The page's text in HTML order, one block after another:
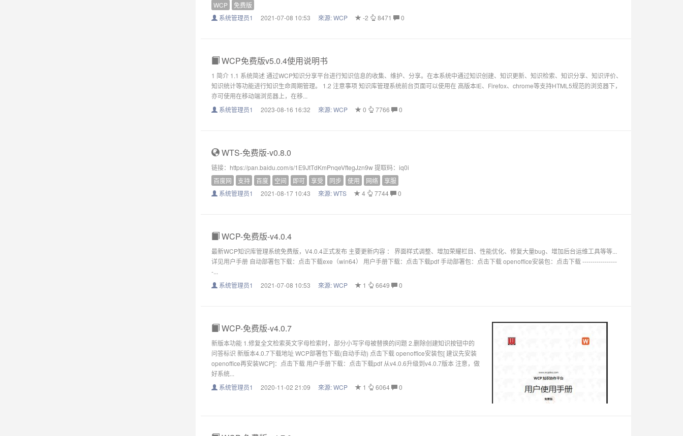
WCP
免费版
系统管理员1
2021-07-08 10:53 來源:WCP -2 8471 0
WCP免费版v5.0.4使用说明书
1 简介 1.1 系统简述 通过WCP知识分享平台进行知识信息的收集、维护、分享。在本系统中通过知识创建、知识更新、知识检索、知识分享、知识评价、
知识统计等功能进行知识生命周期管理。 1.2 注意事项 知识库管理系统前台页面可以使用在 高版本IE、Firefox、chrome等支持HTML5规范的浏览器下，
亦可使用在移动端浏览器上，在移...
系统管理员1
2023-08-16 16:32 來源:WCP 0 7766 0
WTS-免费版-v0.8.0
链接：https://pan.baidu.com/s/1E9JtTdKmPnqeVftegJzn9w 提取码：iq0i
百度网
支持 百度 空间 即可 享受 同步 使用 网络
享服
系统管理员1
2021-08-17 10:43 來源:WTS 4 7744 0
WCP-免费版-v4.0.4
最新WCP知识库管理系统免费版，V4.0.4正式发布 主要更新内容 ： 界面样式调整、增加荣耀栏目、性能优化、修复大量bug、增加后台运维工具等等...
详见用户手册 自动部署包下载：点击下载exe（win64） 用户手册下载：点击下载pdf 手动部署包：点击下载 openoffice安装包：点击下载 -----------------
-...
系统管理员1
2021-07-08 10:53 來源:WCP 1 6649 0
WCP-免费版-v4.0.7
新版本功能 1.修复全文检索英文字母检索时，部分小写字母被替换的问题 2.删除创建知识按钮中的
问答标识 新版本4.0.7下载地址 WCP部署包下载(自动手动) 点击下载 openoffice安装包[ 建议先安装
openoffice再安装WCP]：点击下载 用户手册下载：点击下载pdf 从v4.0.6升级到v4.0.7版本 注意，做
好系统...
系统管理员1
2020-11-02 21:09 來源:WCP 1 6064 0